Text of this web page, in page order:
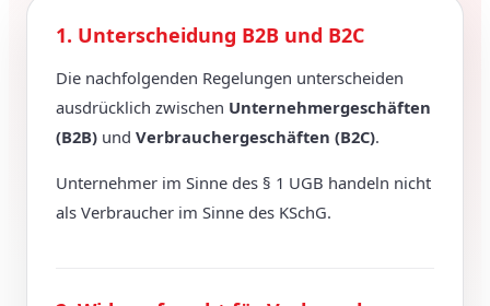
1. Unterscheidung B2B und B2C
Die nachfolgenden Regelungen unterscheiden
ausdrücklich zwischen Unternehmergeschäften
(B2B) und Verbrauchergeschäften (B2C).
Unternehmer im Sinne des § 1 UGB handeln nicht
als Verbraucher im Sinne des KSchG.